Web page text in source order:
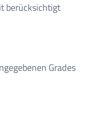
berücksichtigt
Grades